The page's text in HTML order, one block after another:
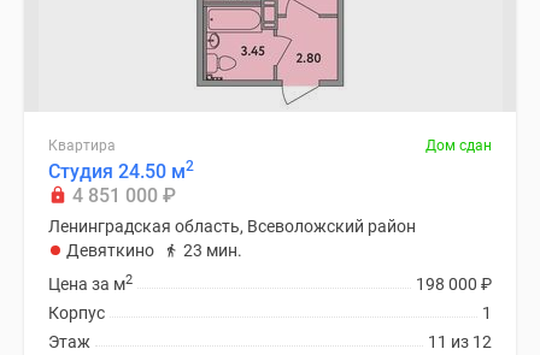
Квартира Дом сдан
Студия 24.50 м2
4 851 000 ₽
Ленинградская область, Всеволожский район
Девяткино
23 мин.
198 000 ₽
Цена за м2
1
Корпус
11 из 12
Этаж